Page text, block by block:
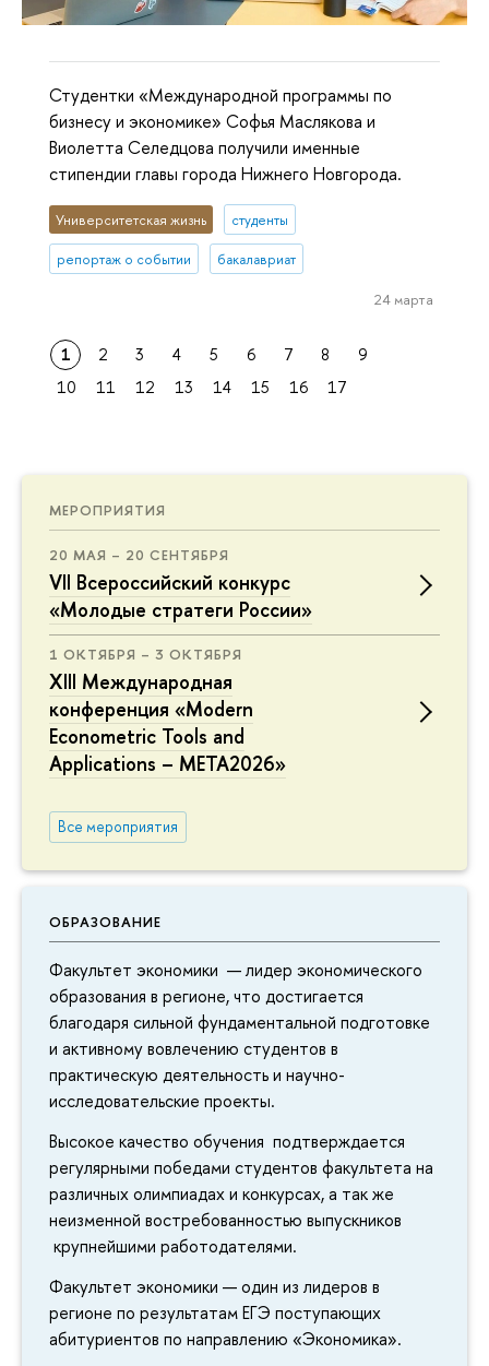
МЕРОПРИЯТИЯ
20 МАЯ – 20 СЕНТЯБРЯ
VII Всероссийский конкурс
«Молодые стратеги России»
1 ОКТЯБРЯ – 3 ОКТЯБРЯ
XIII Международная
конференция «Modern
Econometric Tools and
Applications – META2026»
Все мероприятия
ОБРАЗОВАНИЕ
Факультет экономики — лидер экономического
образования в регионе, что достигается
благодаря сильной фундаментальной подготовке
и активному вовлечению студентов в
практическую деятельность и научно-
исследовательские проекты.
Высокое качество обучения подтверждается
регулярными победами студентов факультета на
различных олимпиадах и конкурсах, а так же
неизменной востребованностью выпускников
крупнейшими работодателями.
Факультет экономики — один из лидеров в
регионе по результатам ЕГЭ поступающих
абитуриентов по направлению «Экономика».
Студентки «Международной программы по
бизнесу и экономике» Софья Маслякова и
Виолетта Селедцова получили именные
стипендии главы города Нижнего Новгорода.
Университетская жизнь студенты
репортаж о событии бакалавриат
24 марта
1 2 3 4 5 6 7 8
9
10
11 12 13 14 15 16 17